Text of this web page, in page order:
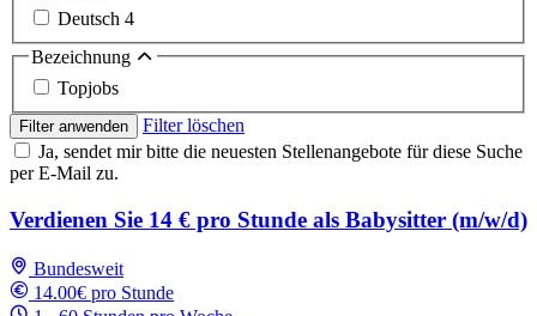
Deutsch 4
Bezeichnung
Topjobs
Filter anwenden
Filter löschen
Ja, sendet mir bitte die neuesten Stellenangebote für diese Suche
per E-Mail zu.
Verdienen Sie 14 € pro Stunde als Babysitter (m/w/d)
Bundesweit
14.00€ pro Stunde